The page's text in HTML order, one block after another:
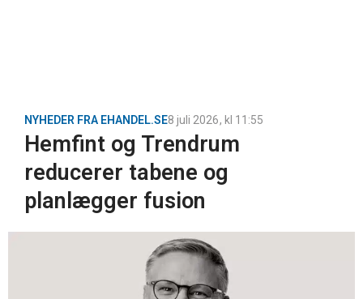
NYHEDER FRA EHANDEL.SE8 juli 2026, kl 11:55
Hemfint og Trendrum
reducerer tabene og
planlægger fusion